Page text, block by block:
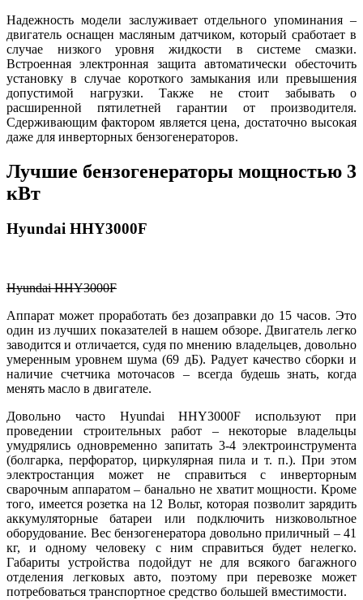
Надежность модели заслуживает отдельного упоминания –
двигатель оснащен масляным датчиком, который сработает в
случае низкого уровня жидкости в системе смазки.
Встроенная электронная защита автоматически обесточить
установку в случае короткого замыкания или превышения
допустимой нагрузки. Также не стоит забывать о
расширенной пятилетней гарантии от производителя.
Сдерживающим фактором является цена, достаточно высокая
даже для инверторных бензогенераторов.
Лучшие бензогенераторы мощностью 3
кВт
Hyundai HHY3000F
Hyundai HHY3000F
Аппарат может проработать без дозаправки до 15 часов. Это
один из лучших показателей в нашем обзоре. Двигатель легко
заводится и отличается, судя по мнению владельцев, довольно
умеренным уровнем шума (69 дБ). Радует качество сборки и
наличие счетчика моточасов – всегда будешь знать, когда
менять масло в двигателе.
Довольно часто Hyundai HHY3000F используют при
проведении строительных работ – некоторые владельцы
умудрялись одновременно запитать 3-4 электроинструмента
(болгарка, перфоратор, циркулярная пила и т. п.). При этом
электростанция может не справиться с инверторным
сварочным аппаратом – банально не хватит мощности. Кроме
того, имеется розетка на 12 Вольт, которая позволит зарядить
аккумуляторные батареи или подключить низковольтное
оборудование. Вес бензогенератора довольно приличный – 41
кг, и одному человеку с ним справиться будет нелегко.
Габариты устройства подойдут не для всякого багажного
отделения легковых авто, поэтому при перевозке может
потребоваться транспортное средство большей вместимости.